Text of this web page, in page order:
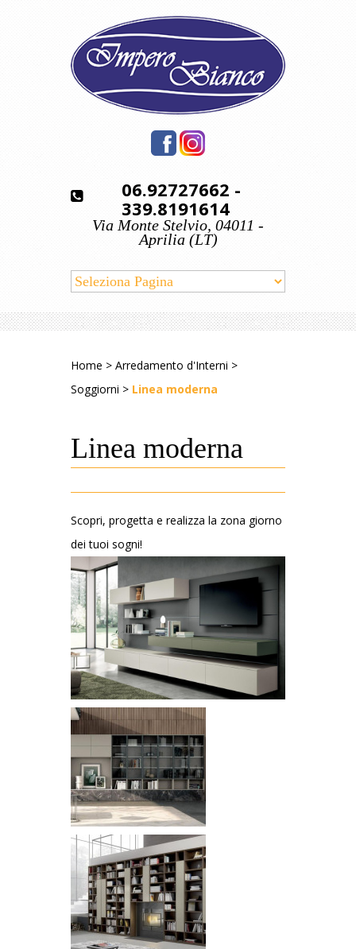
06.92727662 -
339.8191614
Via Monte Stelvio, 04011 -
Aprilia (LT)
Home > Arredamento d'Interni >
Soggiorni > Linea moderna
Linea moderna
Scopri, progetta e realizza la zona giorno
dei tuoi sogni!